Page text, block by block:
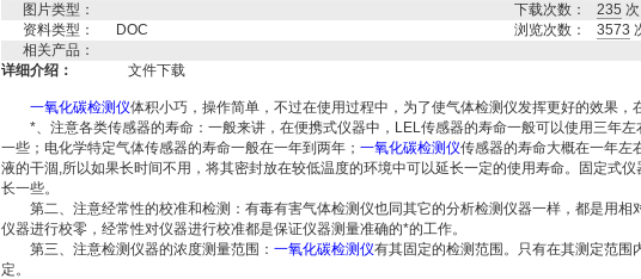
图片类型：
下载次数： 235 次
资料类型：
DOC 浏览次数： 3573
相关产品：
详细介绍：
文件下载
一氧化碳检测仪体积小巧，操作简单，不过在使用过程中，为了使气体检测仪发挥更好的效果，
*、注意各类传感器的寿命：一般来讲，在便携式仪器中，LEL传感器的寿命一般可以使用三年左
一些；电化学特定气体传感器的寿命一般在一年到两年； 一氧化碳检测仪传感器的寿命大概在一年左
液的干涸,所以如果长时间不用，将其密封放在较低温度的环境中可以延长一定的使用寿命。固定式
长一些。
第二、注意经常性的校准和检测：有毒有害气体检测仪也同其它的分析检测仪器一样，都是用相
仪器进行校零，经常性对仪器进行校准都是保证仪器测量准确的*的工作。
第三、注意检测仪器的浓度测量范围： 一氧化碳检测仪有其固定的检测范围。只有在其测定范围
定。